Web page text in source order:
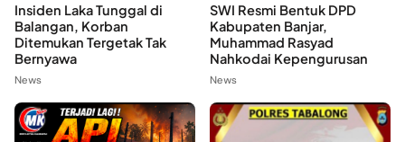
Insiden Laka Tunggal di
Balangan, Korban
Ditemukan Tergetak Tak
Bernyawa
News
SWI Resmi Bentuk DPD
Kabupaten Banjar,
Muhammad Rasyad
Nahkodai Kepengurusan
News